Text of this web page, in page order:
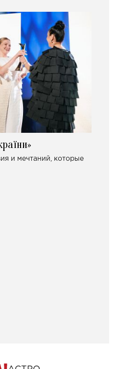
и мечтаний, которые